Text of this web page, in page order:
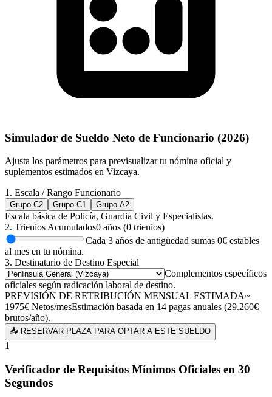
Simulador de Sueldo Neto de Funcionario (2026)
Ajusta los parámetros para previsualizar tu nómina oficial y
suplementos estimados en Vizcaya.
1. Escala / Rango Funcionario
Grupo C2 Grupo C1 Grupo A2
Escala básica de Policía, Guardia Civil y Especialistas.
2. Trienios Acumulados0 años (0 trienios)
Cada 3 años de antigüedad sumas 0€ estables
al mes en tu nómina.
3. Destinatario de Destino Especial
Complementos específicos
oficiales según radicación laboral de destino.
PREVISIÓN DE RETRIBUCIÓN MENSUAL ESTIMADA~
1975€ Netos/mesEstimación basada en 14 pagas anuales (29.260€
brutos/año).
📥 RESERVAR PLAZA PARA OPTAR A ESTE SUELDO
1
Verificador de Requisitos Mínimos Oficiales en 30
Segundos